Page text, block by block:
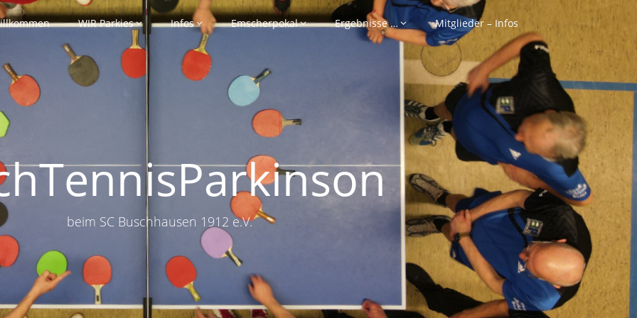
WIR Parkies Infos Emscherpokal Ergebnisse … Mitglieder – Infos
beim SC Buschhausen 1912 e.V.